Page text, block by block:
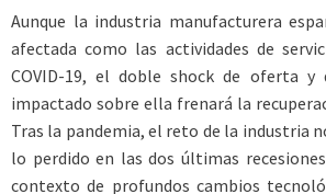
Aunque la industria manufacturera
afectada como las actividades de
COVID-19, el doble shock de oferta y
impactado sobre ella frenará la
Tras la pandemia, el reto de la industria
lo perdido en las dos últimas
contexto de profundos cambios